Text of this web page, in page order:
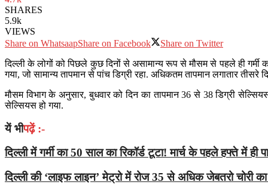
SHARES
5.9k
VIEWS
Share on WhatsaapShare on Facebook
Share on Twitter
दिल्ली के लोगों को पिछले कुछ दिनों से असामान्य रूप से मौसम से पहले ही गर्मी
गया, जो सामान्य तापमान से पांच डिग्री रहा. अधिकतम तापमान लगातार
मौसम विभाग के अनुसार, बुधवार को दिन का तापमान 36 से 38 डिग्री
सेल्सियस हो गया.
यें भीपढ़ें :-
दिल्ली में गर्मी का 50 साल का रिकॉर्ड टूटा! मार्च के पहले हफ्ते में
दिल्ली की ‘लाइफ लाइन’ मेट्रो में रोज 35 से अधिक जेबतरो चोरी